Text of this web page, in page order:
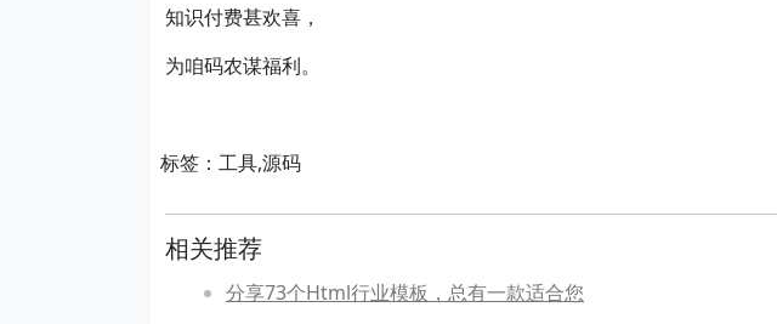
知识付费甚欢喜，
为咱码农谋福利。
标签：工具,源码
相关推荐
分享73个Html行业模板，总有一款适合您